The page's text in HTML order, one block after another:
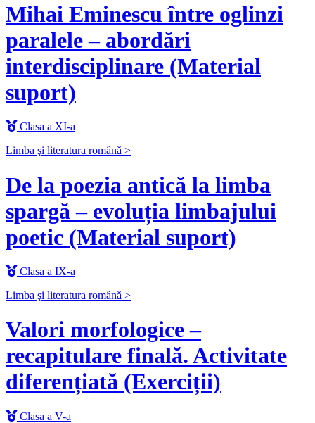
Mihai Eminescu între oglinzi
paralele – abordări
interdisciplinare (Material
suport)
Clasa a XI-a
Limba şi literatura română >
De la poezia antică la limba
spargă – evoluția limbajului
poetic (Material suport)
Clasa a IX-a
Limba şi literatura română >
Valori morfologice –
recapitulare finală. Activitate
diferențiată (Exerciții)
Clasa a V-a